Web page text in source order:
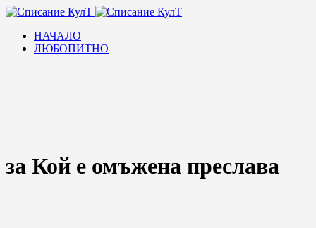
НАЧАЛО
ЛЮБОПИТНО
за Кой е омъжена преслава